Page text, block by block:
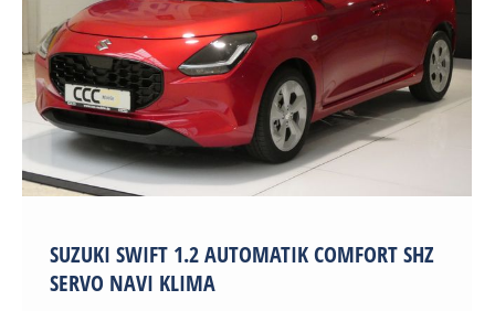
SUZUKI SWIFT 1.2 AUTOMATIK COMFORT SHZ
SERVO NAVI KLIMA